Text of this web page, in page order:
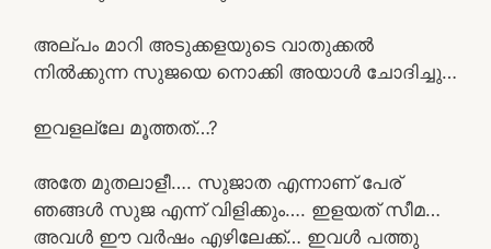
അല്പം മാറി അടുക്കളയുടെ വാതുക്കൽ
നിൽക്കുന്ന സുജയെ നൊക്കി അയാൾ ചോദിച്ചു…
ഇവളല്ലേ മൂത്തത്…?
അതേ മുതലാളീ…. സുജാത എന്നാണ് പേര്
ഞങ്ങൾ സുജ എന്ന് വിളിക്കും…. ഇളയത് സീമ…
അവൾ ഈ വർഷം എഴിലേക്ക്… ഇവൾ പത്തു